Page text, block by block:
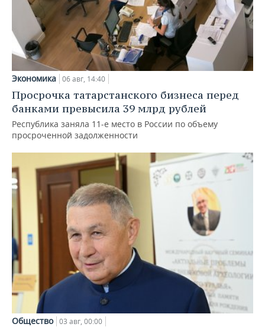
Экономика 06 авг, 14:40
Просрочка татарстанского бизнеса перед
банками превысила 39 млрд рублей
Республика заняла 11-е место в России по объему
просроченной задолженности
Общество 03 авг, 00:00